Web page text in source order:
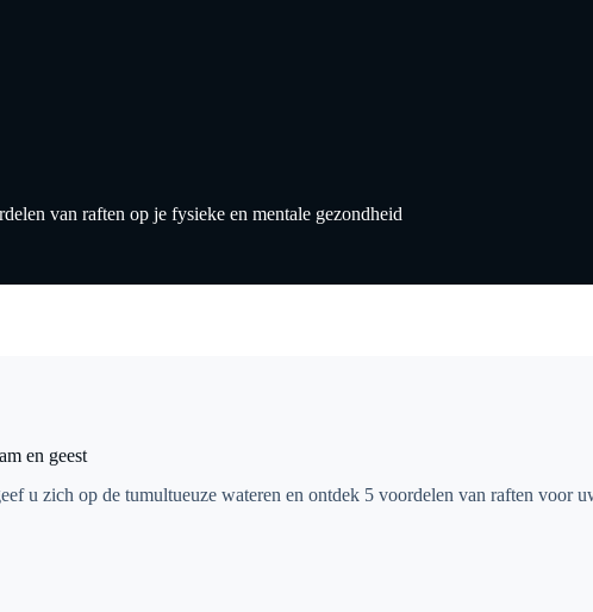
van raften op je fysieke en mentale gezondheid
en geest
u zich op de tumultueuze wateren en ontdek 5 voordelen van raften voor